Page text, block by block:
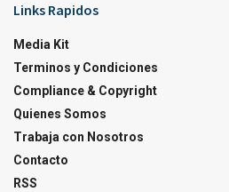
Links Rapidos
Media Kit
Terminos y Condiciones
Compliance & Copyright
Quienes Somos
Trabaja con Nosotros
Contacto
RSS